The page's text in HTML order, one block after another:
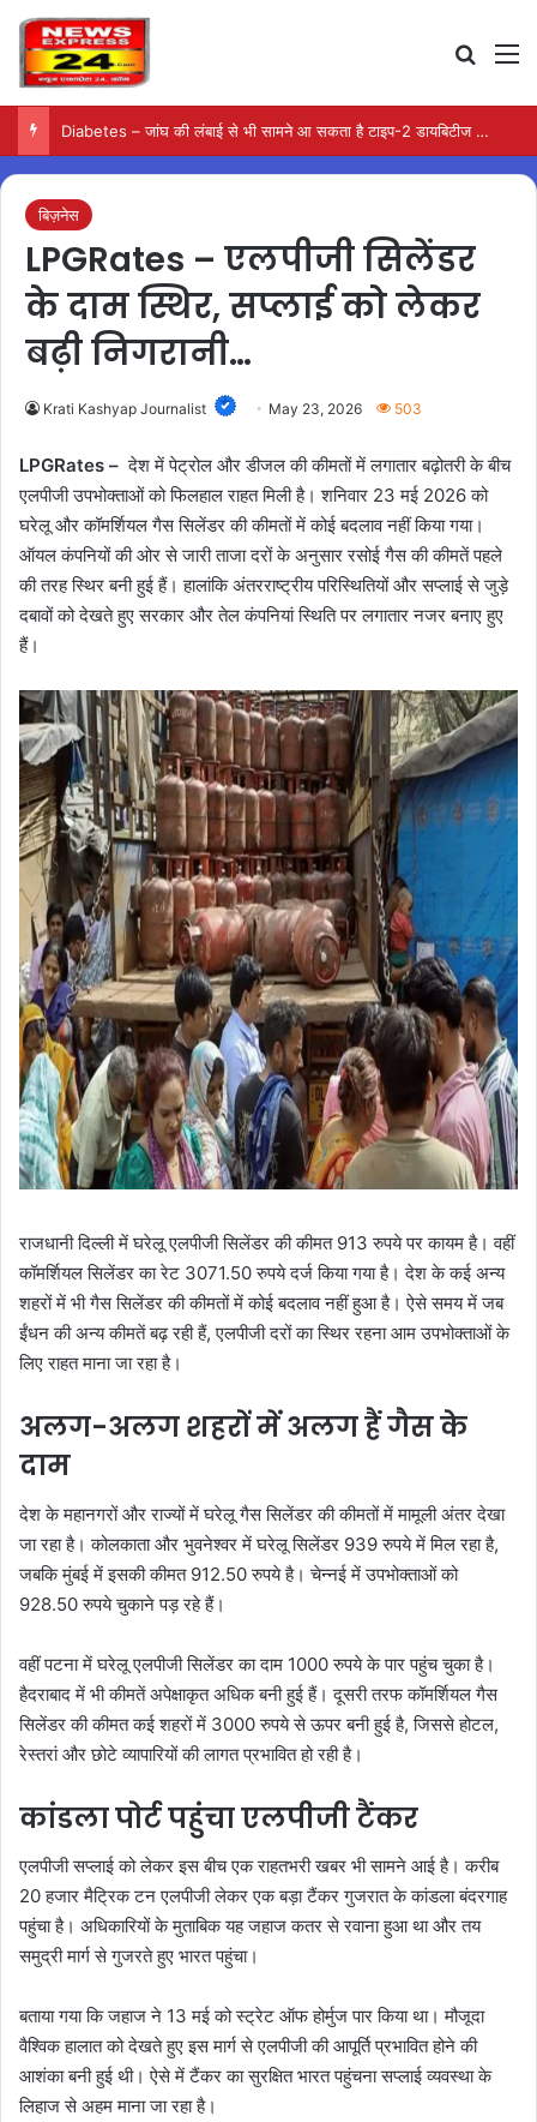
Diabetes – जांघ की लंबाई से भी सामने आ सकता है टाइप-2 डायबिटीज का जोखिम
बिज़नेस
LPGRates – एलपीजी सिलेंडर
के दाम स्थिर, सप्लाई को लेकर
बढ़ी निगरानी…
Krati Kashyap Journalist May 23, 2026 503
LPGRates – देश में पेट्रोल और डीजल की कीमतों में लगातार बढ़ोतरी के बीच
एलपीजी उपभोक्ताओं को फिलहाल राहत मिली है। शनिवार 23 मई 2026 को
घरेलू और कॉमर्शियल गैस सिलेंडर की कीमतों में कोई बदलाव नहीं किया गया।
ऑयल कंपनियों की ओर से जारी ताजा दरों के अनुसार रसोई गैस की कीमतें पहले
की तरह स्थिर बनी हुई हैं। हालांकि अंतरराष्ट्रीय परिस्थितियों और सप्लाई से जुड़े
दबावों को देखते हुए सरकार और तेल कंपनियां स्थिति पर लगातार नजर बनाए हुए
हैं।
राजधानी दिल्ली में घरेलू एलपीजी सिलेंडर की कीमत 913 रुपये पर कायम है। वहीं
कॉमर्शियल सिलेंडर का रेट 3071.50 रुपये दर्ज किया गया है। देश के कई अन्य
शहरों में भी गैस सिलेंडर की कीमतों में कोई बदलाव नहीं हुआ है। ऐसे समय में जब
ईंधन की अन्य कीमतें बढ़ रही हैं, एलपीजी दरों का स्थिर रहना आम उपभोक्ताओं के
लिए राहत माना जा रहा है।
अलग-अलग शहरों में अलग हैं गैस के
दाम
देश के महानगरों और राज्यों में घरेलू गैस सिलेंडर की कीमतों में मामूली अंतर देखा
जा रहा है। कोलकाता और भुवनेश्वर में घरेलू सिलेंडर 939 रुपये में मिल रहा है,
जबकि मुंबई में इसकी कीमत 912.50 रुपये है। चेन्नई में उपभोक्ताओं को
928.50 रुपये चुकाने पड़ रहे हैं।
वहीं पटना में घरेलू एलपीजी सिलेंडर का दाम 1000 रुपये के पार पहुंच चुका है।
हैदराबाद में भी कीमतें अपेक्षाकृत अधिक बनी हुई हैं। दूसरी तरफ कॉमर्शियल गैस
सिलेंडर की कीमत कई शहरों में 3000 रुपये से ऊपर बनी हुई है, जिससे होटल,
रेस्तरां और छोटे व्यापारियों की लागत प्रभावित हो रही है।
कांडला पोर्ट पहुंचा एलपीजी टैंकर
एलपीजी सप्लाई को लेकर इस बीच एक राहतभरी खबर भी सामने आई है। करीब
20 हजार मैट्रिक टन एलपीजी लेकर एक बड़ा टैंकर गुजरात के कांडला बंदरगाह
पहुंचा है। अधिकारियों के मुताबिक यह जहाज कतर से रवाना हुआ था और तय
समुद्री मार्ग से गुजरते हुए भारत पहुंचा।
बताया गया कि जहाज ने 13 मई को स्ट्रेट ऑफ होर्मुज पार किया था। मौजूदा
वैश्विक हालात को देखते हुए इस मार्ग से एलपीजी की आपूर्ति प्रभावित होने की
आशंका बनी हुई थी। ऐसे में टैंकर का सुरक्षित भारत पहुंचना सप्लाई व्यवस्था के
लिहाज से अहम माना जा रहा है।